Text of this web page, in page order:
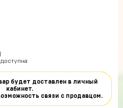
будет доставлен в личный
кабинет.
связи с продавцом.